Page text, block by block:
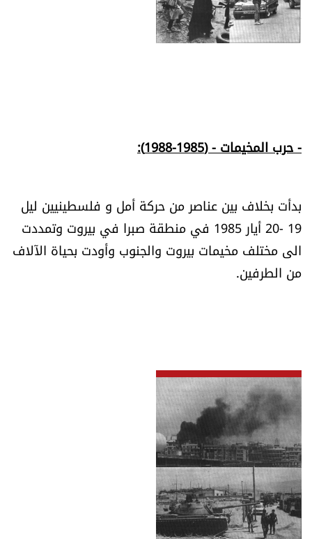
- حرب المخيمات - (1985-1988):
بدأت بخلاف بين عناصر من حركة أمل و فلسطينيين ليل
19 -20 أيار 1985 في منطقة صبرا في بيروت وتمددت
الى مختلف مخيمات بيروت والجنوب وأودت بحياة الآلاف
من الطرفين.